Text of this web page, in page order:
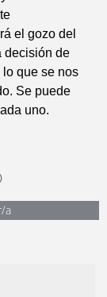
el gozo del
decisión de
que se nos
Se puede
uno.
a